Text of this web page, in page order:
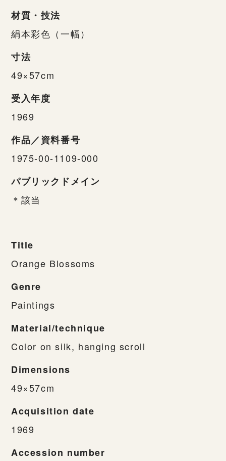
材質・技法
絹本彩色（一幅）
寸法
49×57cm
受入年度
1969
作品／資料番号
1975-00-1109-000
パブリックドメイン
＊該当
Title
Orange Blossoms
Genre
Paintings
Material/technique
Color on silk, hanging scroll
Dimensions
49×57cm
Acquisition date
1969
Accession number